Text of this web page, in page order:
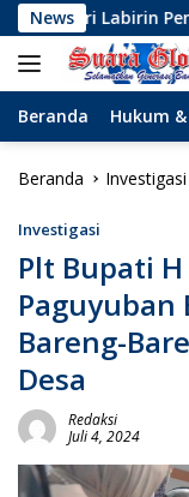
Langsung
ke
konten
News
Beranda Hukum
Beranda Investigasi
Investigasi
Plt Bupati
Paguyuban
Bareng-
Desa
Redaksi
Juli 4, 2024